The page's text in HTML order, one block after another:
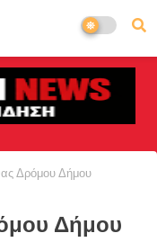
Δρόμου Δήμου
Δήμου